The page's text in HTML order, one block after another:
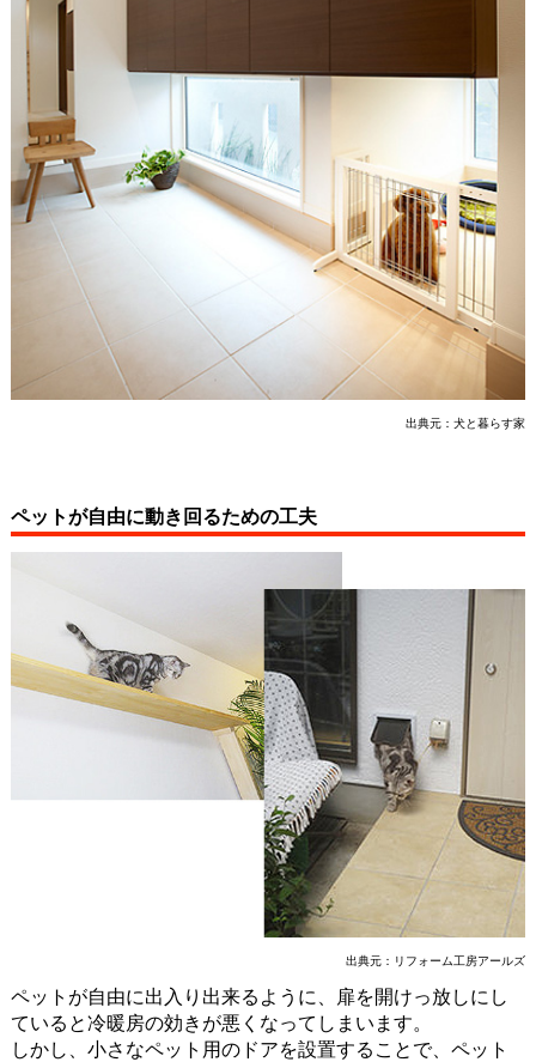
出典元：犬と暮らす家
ペットが自由に動き回るための工夫
出典元： リフォーム工房アールズ
ペットが自由に出入り出来るように、扉を開けっ放しにし
ていると冷暖房の効きが悪くなってしまいます。
しかし、小さなペット用のドアを設置することで、ペット